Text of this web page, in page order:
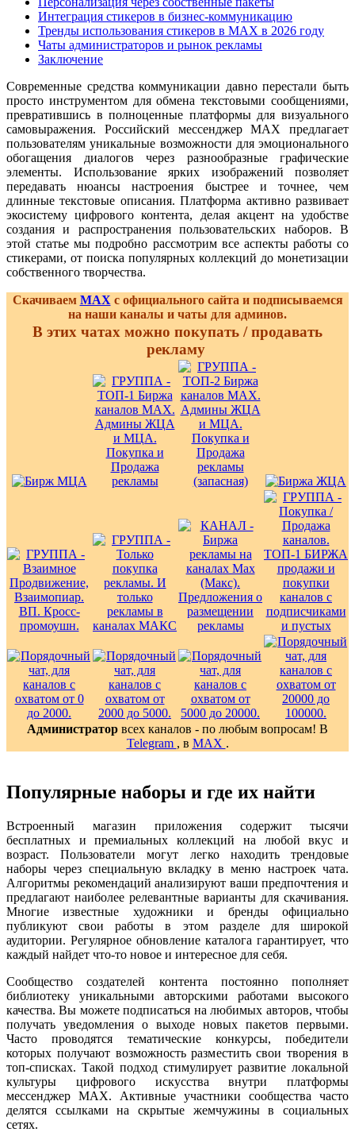
Интеграция стикеров в бизнес-коммуникацию
Тренды использования стикеров в MAX в 2026 году
Чаты администраторов и рынок рекламы
Заключение
Современные средства коммуникации давно перестали быть
просто инструментом для обмена текстовыми сообщениями,
превратившись в полноценные платформы для визуального
самовыражения. Российский мессенджер MAX предлагает
пользователям уникальные возможности для эмоционального
обогащения диалогов через разнообразные графические
элементы. Использование ярких изображений позволяет
передавать нюансы настроения быстрее и точнее, чем
длинные текстовые описания. Платформа активно развивает
экосистему цифрового контента, делая акцент на удобстве
создания и распространения пользовательских наборов. В
этой статье мы подробно рассмотрим все аспекты работы со
стикерами, от поиска популярных коллекций до монетизации
собственного творчества.
Скачиваем MAX с официального сайта и подписываемся
на наши каналы и чаты для админов.
В этих чатах можно покупать / продавать
рекламу
Администратор всех каналов - по любым вопросам! В
Telegram , в MAX .
Популярные наборы и где их найти
Встроенный магазин приложения содержит тысячи
бесплатных и премиальных коллекций на любой вкус и
возраст. Пользователи могут легко находить трендовые
наборы через специальную вкладку в меню настроек чата.
Алгоритмы рекомендаций анализируют ваши предпочтения и
предлагают наиболее релевантные варианты для скачивания.
Многие известные художники и бренды официально
публикуют свои работы в этом разделе для широкой
аудитории. Регулярное обновление каталога гарантирует, что
каждый найдет что-то новое и интересное для себя.
Сообщество создателей контента постоянно пополняет
библиотеку уникальными авторскими работами высокого
качества. Вы можете подписаться на любимых авторов, чтобы
получать уведомления о выходе новых пакетов первыми.
Часто проводятся тематические конкурсы, победители
которых получают возможность разместить свои творения в
топ-списках. Такой подход стимулирует развитие локальной
культуры цифрового искусства внутри платформы
мессенджер MAX. Активные участники сообщества часто
делятся ссылками на скрытые жемчужины в социальных
сетях.